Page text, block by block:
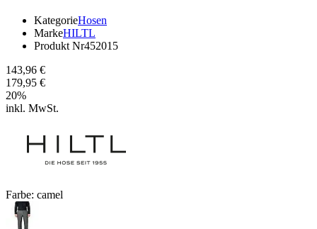
KategorieHosen
MarkeHILTL
Produkt Nr452015
143,96 €
179,95 €
20%
inkl. MwSt.
Farbe: camel